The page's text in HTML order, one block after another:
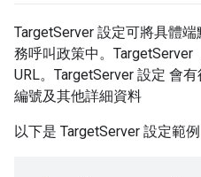
TargetServer 設定可將具體
務呼叫政策中。TargetServer
URL。TargetServer 設定 會
編號及其他詳細資料
以下是 TargetServer 設定範例